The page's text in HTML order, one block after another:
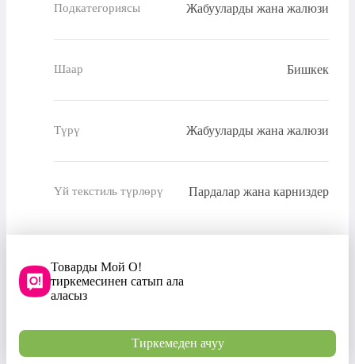
Подкатегориясы Жабууларды жана жалюзи
Шаар Бишкек
Түрү Жабууларды жана жалюзи
Үй текстиль түрлөрү Пардалар жана карниздер
Товарды Мой О!
тиркемесинен сатып ала
аласыз
Тиркемеден ачуу